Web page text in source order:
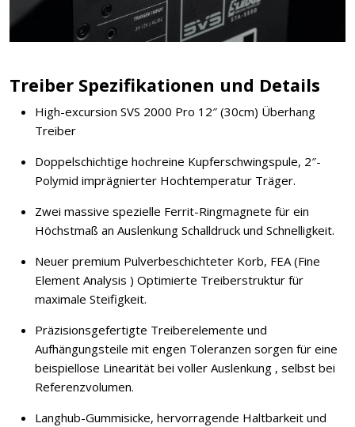
Treiber Spezifikationen und Details
High-excursion SVS 2000 Pro 12″ (30cm) Überhang
Treiber
Doppelschichtige hochreine Kupferschwingspule, 2″-
Polymid imprägnierter Hochtemperatur Träger.
Zwei massive spezielle Ferrit-Ringmagnete für ein
Höchstmaß an Auslenkung Schalldruck und Schnelligkeit.
Neuer premium Pulverbeschichteter Korb, FEA (Fine
Element Analysis ) Optimierte Treiberstruktur für
maximale Steifigkeit.
Präzisionsgefertigte Treiberelemente und
Aufhängungsteile mit engen Toleranzen sorgen für eine
beispiellose Linearität bei voller Auslenkung , selbst bei
Referenzvolumen.
Langhub-Gummisicke, hervorragende Haltbarkeit und